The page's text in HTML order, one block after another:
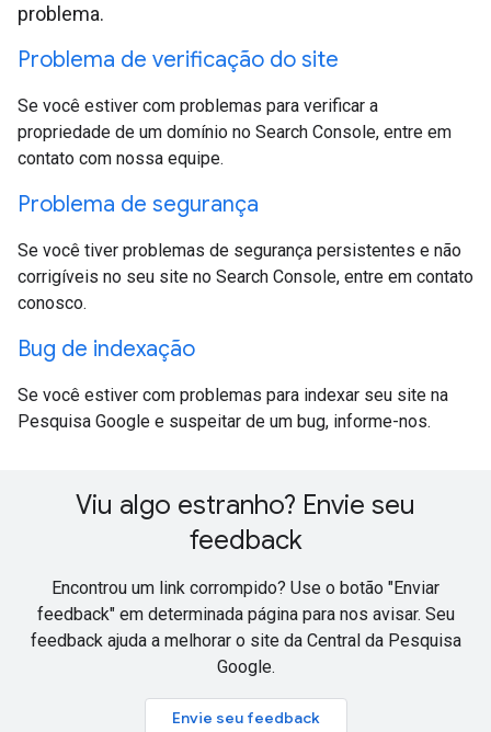
problema.
Problema de verificação do site
Se você estiver com problemas para verificar a
propriedade de um domínio no Search Console, entre em
contato com nossa equipe.
Problema de segurança
Se você tiver problemas de segurança persistentes e não
corrigíveis no seu site no Search Console, entre em contato
conosco.
Bug de indexação
Se você estiver com problemas para indexar seu site na
Pesquisa Google e suspeitar de um bug, informe-nos.
Viu algo estranho? Envie seu
feedback
Encontrou um link corrompido? Use o botão "Enviar
feedback" em determinada página para nos avisar. Seu
feedback ajuda a melhorar o site da Central da Pesquisa
Google.
Envie seu feedback